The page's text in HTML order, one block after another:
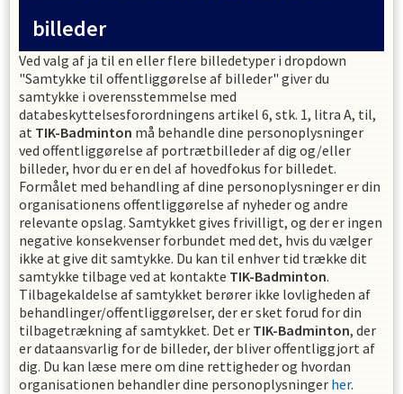
billeder
Ved valg af ja til en eller flere billedetyper i dropdown
"Samtykke til offentliggørelse af billeder" giver du
samtykke i overensstemmelse med
databeskyttelsesforordningens artikel 6, stk. 1, litra A, til,
at TIK-Badminton må behandle dine personoplysninger
ved offentliggørelse af portrætbilleder af dig og/eller
billeder, hvor du er en del af hovedfokus for billedet.
Formålet med behandling af dine personoplysninger er din
organisationens offentliggørelse af nyheder og andre
relevante opslag. Samtykket gives frivilligt, og der er ingen
negative konsekvenser forbundet med det, hvis du vælger
ikke at give dit samtykke. Du kan til enhver tid trække dit
samtykke tilbage ved at kontakte TIK-Badminton.
Tilbagekaldelse af samtykket berører ikke lovligheden af
behandlinger/offentliggørelser, der er sket forud for din
tilbagetrækning af samtykket. Det er TIK-Badminton, der
er dataansvarlig for de billeder, der bliver offentliggjort af
dig. Du kan læse mere om dine rettigheder og hvordan
organisationen behandler dine personoplysninger her.